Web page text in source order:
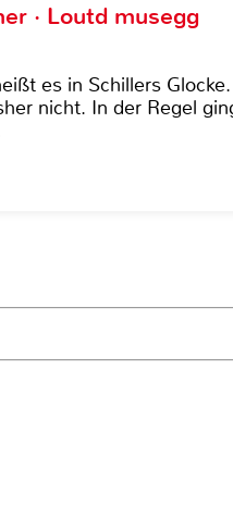
· Loutd musegg
es in Schillers
nicht. In der Regel